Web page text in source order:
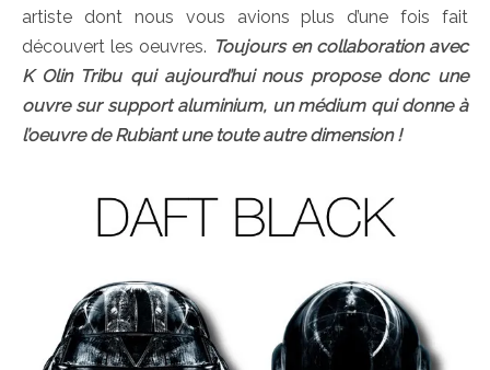
artiste dont nous vous avions plus d’une fois fait
découvert les oeuvres. Toujours en collaboration avec
K Olin Tribu qui aujourd’hui nous propose donc une
ouvre sur support aluminium, un médium qui donne à
l’oeuvre de Rubiant une toute autre dimension !